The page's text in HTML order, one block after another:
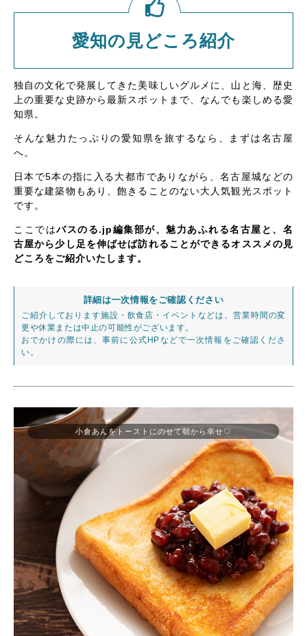
愛知の見どころ紹介
独自の文化で発展してきた美味しいグルメに、山と海、歴史
上の重要な史跡から最新スポットまで、なんでも楽しめる愛
知県。
そんな魅力たっぷりの愛知県を旅するなら、まずは名古屋
へ。
日本で5本の指に入る大都市でありながら、名古屋城などの
重要な建築物もあり、飽きることのない大人気観光スポット
です。
ここではバスのる.jp編集部が、魅力あふれる名古屋と、名
古屋から少し足を伸ばせば訪れることができるオススメの見
どころをご紹介いたします。
詳細は一次情報をご確認ください
ご紹介しております施設・飲食店・イベントなどは、営業時間の変
更や休業または中止の可能性がございます。
おでかけの際には、事前に公式HPなどで一次情報をご確認くださ
い。
小倉あんをトーストにのせて朝から幸せ♡